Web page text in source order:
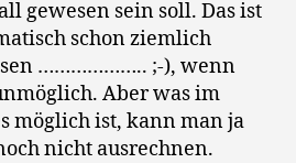
gewesen sein soll. Das ist
schon ziemlich
……………….. ;-), wenn
Aber was im
möglich ist, kann man ja
nicht ausrechnen.